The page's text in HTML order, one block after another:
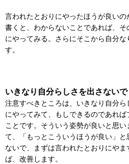
言われたとおりにやったほうが良いの
書くと、わからないことであれば、 そ
にやってみる。さらにそこから自分な
す。
いきなり自分らしさを出さないで
注意すべきところは、いきなり自分
にやってみて、
もしできるのであれ
ことです。 そういう姿勢が良いと思
て、「 もっとこういうほうが良い」と
ないで、まずは言われたとおりにやま
ば、改善します。